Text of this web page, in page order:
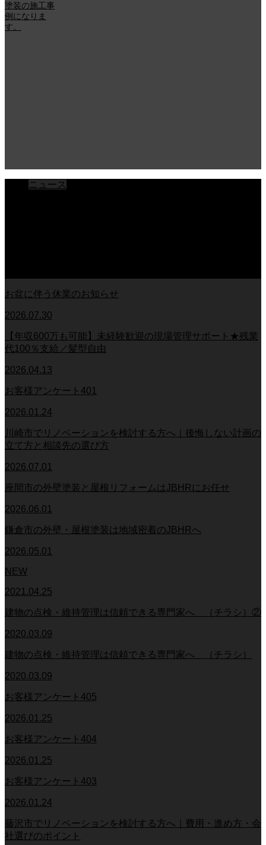
塗装の施工事
例になりま
す。
ニュース
お盆に伴う休業のお知らせ
2026.07.30
【年収600万も可能】未経験歓迎の現場管理サポート★残業
代100％支給／髪型自由
2026.04.13
お客様アンケート401
2026.01.24
川崎市でリノベーションを検討する方へ｜後悔しない計画の
立て方と相談先の選び方
2026.07.01
座間市の外壁塗装と屋根リフォームはJBHRにお任せ
2026.06.01
鎌倉市の外壁・屋根塗装は地域密着のJBHRへ
2026.05.01
NEW
2021.04.25
建物の点検・維持管理は信頼できる専門家へ （チラシ）②
2020.03.09
建物の点検・維持管理は信頼できる専門家へ （チラシ）
2020.03.09
お客様アンケート405
2026.01.25
お客様アンケート404
2026.01.25
お客様アンケート403
2026.01.24
藤沢市でリノベーションを検討する方へ｜費用・進め方・会
社選びのポイント